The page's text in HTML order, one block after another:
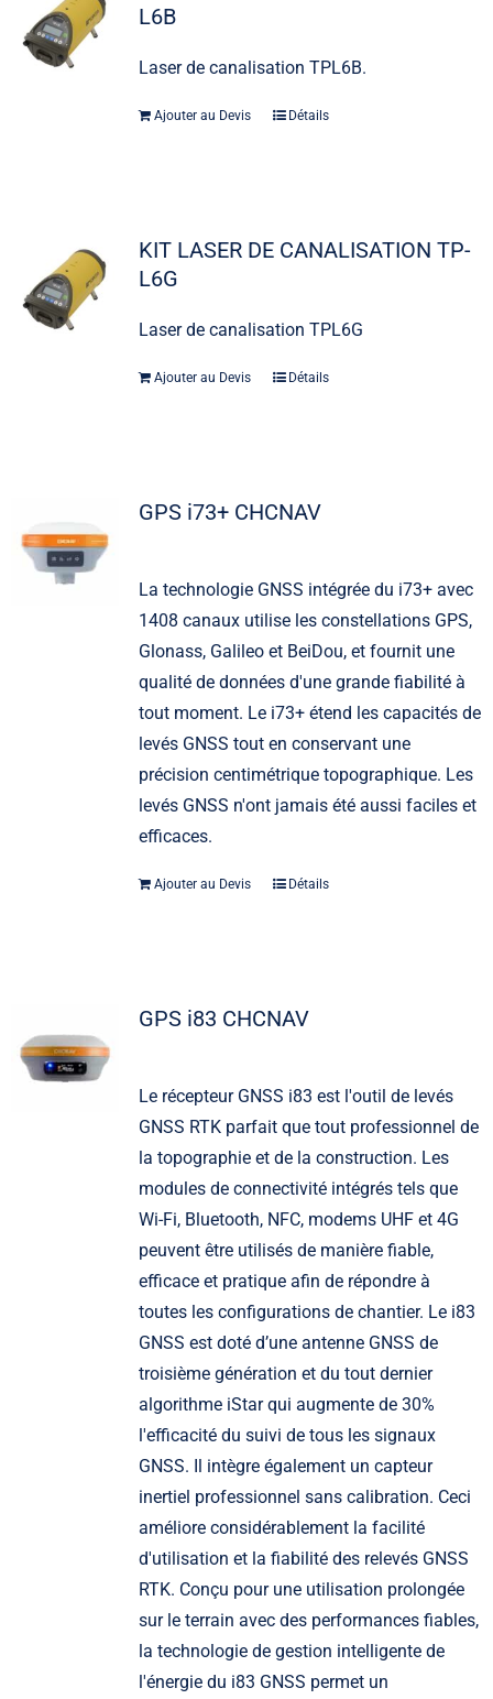
L6B
Laser de canalisation TPL6B.
Ajouter au Devis Détails
KIT LASER DE CANALISATION TP-
L6G
Laser de canalisation TPL6G
Ajouter au Devis Détails
GPS i73+ CHCNAV
La technologie GNSS intégrée du i73+ avec
1408 canaux utilise les constellations GPS,
Glonass, Galileo et BeiDou, et fournit une
qualité de données d'une grande fiabilité à
tout moment. Le i73+ étend les capacités de
levés GNSS tout en conservant une
précision centimétrique topographique. Les
levés GNSS n'ont jamais été aussi faciles et
efficaces.
Ajouter au Devis Détails
GPS i83 CHCNAV
Le récepteur GNSS i83 est l'outil de levés
GNSS RTK parfait que tout professionnel de
la topographie et de la construction. Les
modules de connectivité intégrés tels que
Wi-Fi, Bluetooth, NFC, modems UHF et 4G
peuvent être utilisés de manière fiable,
efficace et pratique afin de répondre à
toutes les configurations de chantier. Le i83
GNSS est doté d’une antenne GNSS de
troisième génération et du tout dernier
algorithme iStar qui augmente de 30%
l'efficacité du suivi de tous les signaux
GNSS. Il intègre également un capteur
inertiel professionnel sans calibration. Ceci
améliore considérablement la facilité
d'utilisation et la fiabilité des relevés GNSS
RTK. Conçu pour une utilisation prolongée
sur le terrain avec des performances fiables,
la technologie de gestion intelligente de
l'énergie du i83 GNSS permet un